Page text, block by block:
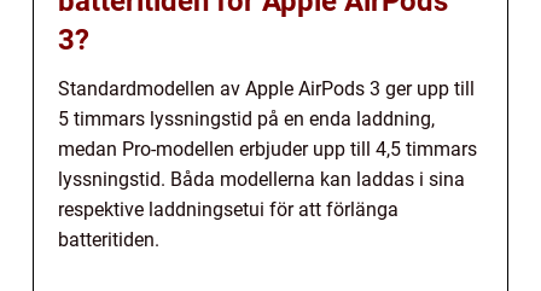
3?
Standardmodellen av Apple AirPods 3 ger upp till
5 timmars lyssningstid på en enda laddning,
medan Pro-modellen erbjuder upp till 4,5 timmars
lyssningstid. Båda modellerna kan laddas i sina
respektive laddningsetui för att förlänga
batteritiden.